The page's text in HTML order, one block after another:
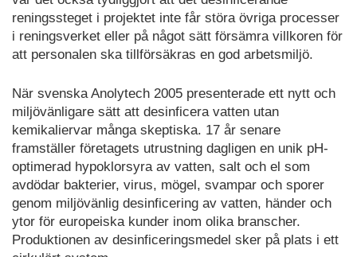
reningssteget i projektet inte får störa övriga processer
i reningsverket eller på något sätt försämra villkoren för
att personalen ska tillförsäkras en god arbetsmiljö.
När svenska Anolytech 2005 presenterade ett nytt och
miljövänligare sätt att desinficera vatten utan
kemikaliervar många skeptiska. 17 år senare
framställer företagets utrustning dagligen en unik pH-
optimerad hypoklorsyra av vatten, salt och el som
avdödar bakterier, virus, mögel, svampar och sporer
genom miljövänlig desinficering av vatten, händer och
ytor för europeiska kunder inom olika branscher.
Produktionen av desinficeringsmedel sker på plats i ett